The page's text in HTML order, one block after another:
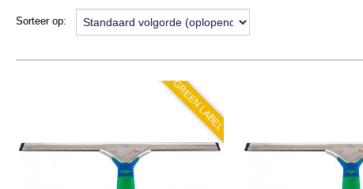
Sorteer op:
GREEN LABEL